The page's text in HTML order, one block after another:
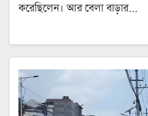
করেছিলেন। আর বেলা বাড়ার…